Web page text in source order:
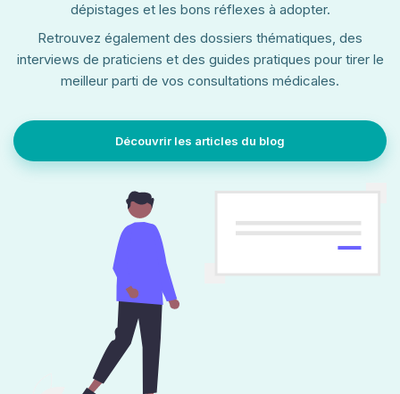
dépistages et les bons réflexes à adopter.
Retrouvez également des dossiers thématiques, des
interviews de praticiens et des guides pratiques pour tirer le
meilleur parti de vos consultations médicales.
Découvrir les articles du blog